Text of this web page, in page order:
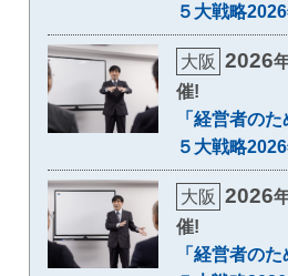
５大戦略
大阪 2026
催!
「経営者の
５大戦略
大阪 2026
催!
「経営者の